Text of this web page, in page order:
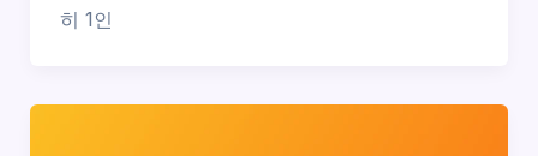
히 1인